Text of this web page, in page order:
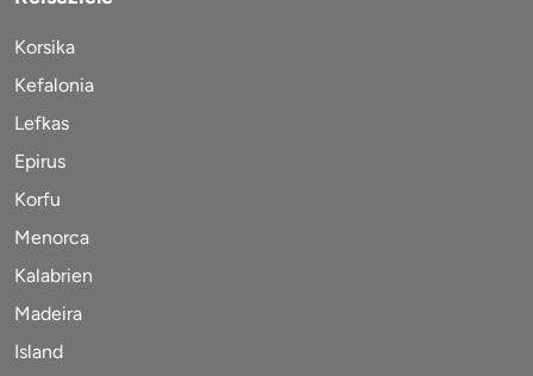
Korsika
Kefalonia
Lefkas
Epirus
Korfu
Menorca
Kalabrien
Madeira
Island